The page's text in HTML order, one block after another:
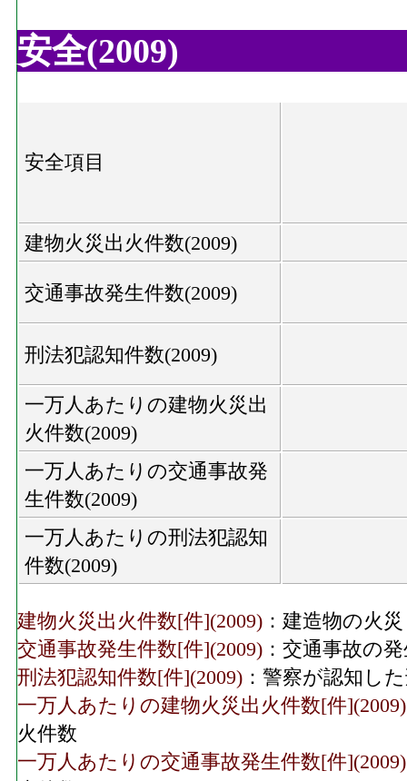
安全(2009)
安全項目
建物火災出火件数(2009)
交通事故発生件数(2009)
刑法犯認知件数(2009)
一万人あたりの建物火災出
火件数(2009)
一万人あたりの交通事故発
生件数(2009)
一万人あたりの刑法犯認知
件数(2009)
建物火災出火件数[件](2009) ：建造物の火
交通事故発生件数[件](2009) ：交通事故の
刑法犯認知件数[件](2009) ：警察が認知し
一万人あたりの建物火災出火件数[件](2009)
火件数
一万人あたりの交通事故発生件数[件](2009)